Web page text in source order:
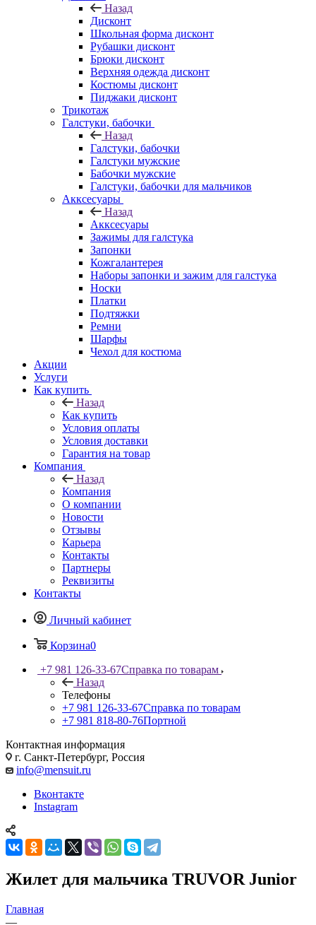
Назад
Дисконт
Школьная форма дисконт
Рубашки дисконт
Брюки дисконт
Верхняя одежда дисконт
Костюмы дисконт
Пиджаки дисконт
Трикотаж
Галстуки, бабочки
Назад
Галстуки, бабочки
Галстуки мужские
Бабочки мужские
Галстуки, бабочки для мальчиков
Акксесуары
Назад
Акксесуары
Зажимы для галстука
Запонки
Кожгалантерея
Наборы запонки и зажим для галстука
Носки
Платки
Подтяжки
Ремни
Шарфы
Чехол для костюма
Акции
Услуги
Как купить
Назад
Как купить
Условия оплаты
Условия доставки
Гарантия на товар
Компания
Назад
Компания
О компании
Новости
Отзывы
Карьера
Контакты
Партнеры
Реквизиты
Контакты
Личный кабинет
Корзина0
+7 981 126-33-67Справка по товарам
Назад
Телефоны
+7 981 126-33-67Справка по товарам
+7 981 818-80-76Портной
Контактная информация
г. Санкт-Петербург, Россия
info@mensuit.ru
Вконтакте
Instagram
Жилет для мальчика TRUVOR Junior
Главная
—